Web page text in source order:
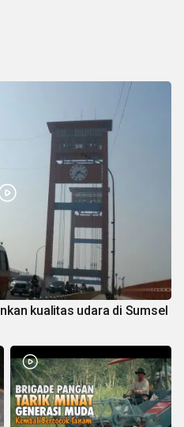
kualitas udara di Sumsel